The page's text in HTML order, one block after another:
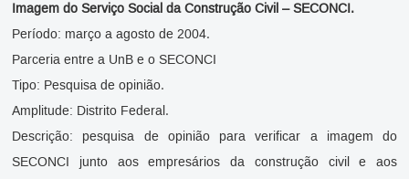
Imagem do Serviço Social da Construção Civil – SECONCI.
Período: março a agosto de 2004.
Parceria entre a UnB e o SECONCI
Tipo: Pesquisa de opinião.
Amplitude: Distrito Federal.
Descrição: pesquisa de opinião para verificar a imagem do
SECONCI junto aos empresários da construção civil e aos